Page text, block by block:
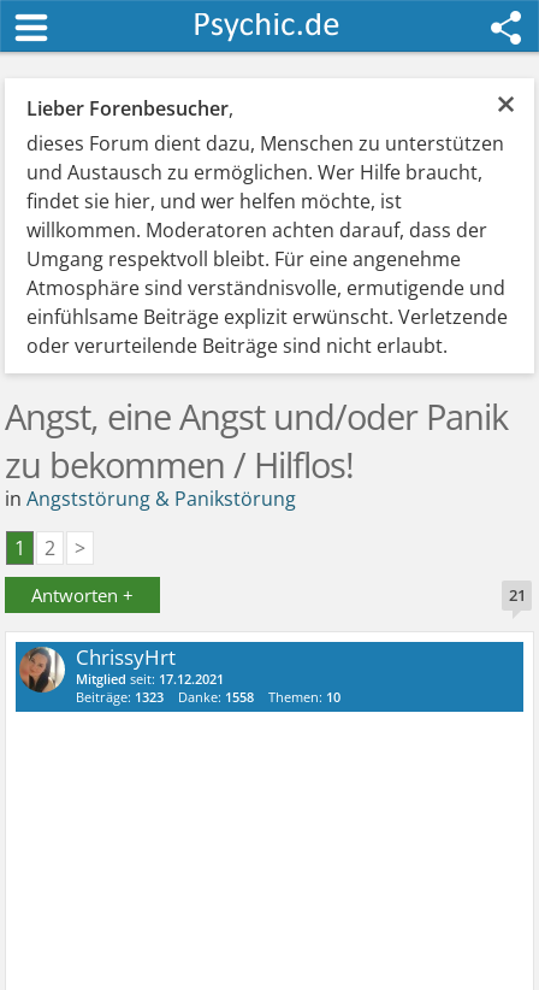
×
Lieber Forenbesucher,
dieses Forum dient dazu, Menschen zu unterstützen
und Austausch zu ermöglichen. Wer Hilfe braucht,
findet sie hier, und wer helfen möchte, ist
willkommen. Moderatoren achten darauf, dass der
Umgang respektvoll bleibt. Für eine angenehme
Atmosphäre sind verständnisvolle, ermutigende und
einfühlsame Beiträge explizit erwünscht. Verletzende
oder verurteilende Beiträge sind nicht erlaubt.
Angst, eine Angst und/oder Panik
zu bekommen / Hilflos!
inAngststörung & Panikstörung
1
2 >
Antworten + 21
ChrissyHrt
Mitglied seit: 17.12.2021
Beiträge: 1323 Danke: 1558 Themen: 10